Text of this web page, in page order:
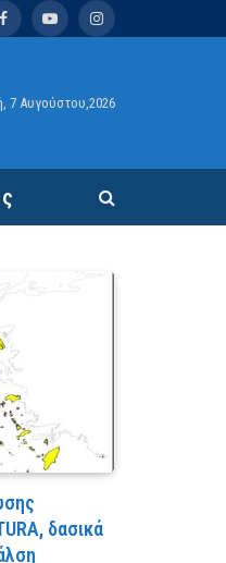
FacebookYouTubeInstagram
7 Αυγούστου,2026
δασικά